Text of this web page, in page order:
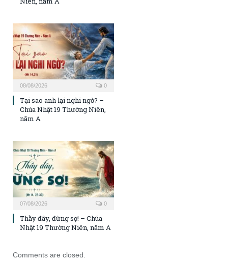
08/08/2026 0
Tại sao anh lại nghi ngờ? –
Chúa Nhật 19 Thường Niên,
năm A
07/08/2026 0
Thầy đây, đừng sợ! – Chúa
Nhật 19 Thường Niên, năm A
Comments are closed.